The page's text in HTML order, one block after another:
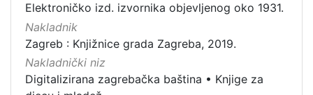
Elektroničko izd. izvornika objevljenog oko 1931.
Nakladnik
Zagreb : Knjižnice grada Zagreba, 2019.
Nakladnički niz
Digitalizirana zagrebačka baština • Knjige za